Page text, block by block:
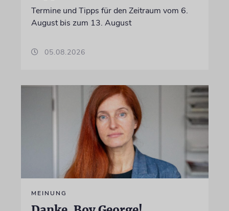
Termine und Tipps für den Zeitraum vom 6.
August bis zum 13. August
05.08.2026
MEINUNG